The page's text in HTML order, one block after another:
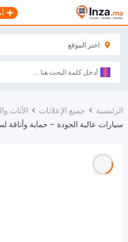
إلى
المحتوى
اختر الموقع
الرئيسية جميع الإعلانات الأثاث
سيارات عالية الجودة – حماية وأناقة